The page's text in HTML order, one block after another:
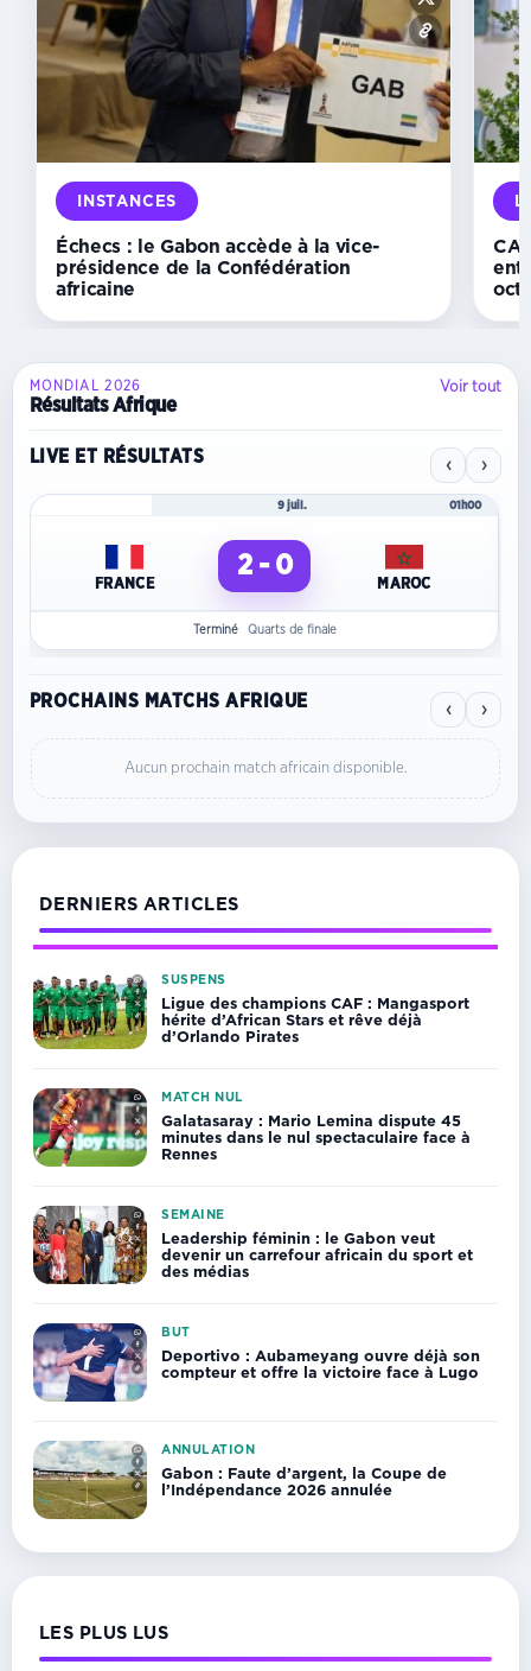
des
champions
CAF :
Mangasport
d’African
Stars
et
rêve
déjà
d’Orlando
Pirates
INSTANCES
Échecs : le Gabon accède à la vice-
présidence de la Confédération
africaine
MONDIAL 2026
Résultats Afrique
Voir tout
LIVE ET RÉSULTATS ‹ ›
9 juil. 01h00
FRANCE
2 - 0
MAROC
Terminé Quarts de finale
PROCHAINS MATCHS AFRIQUE ‹ ›
Aucun prochain match africain disponible.
DERNIERS ARTICLES
SUSPENS
Ligue des champions CAF : Mangasport
hérite d’African Stars et rêve déjà
d’Orlando Pirates
MATCH NUL
Galatasaray : Mario Lemina dispute 45
minutes dans le nul spectaculaire face à
Rennes
SEMAINE
Leadership féminin : le Gabon veut
devenir un carrefour africain du sport et
des médias
BUT
Deportivo : Aubameyang ouvre déjà son
compteur et offre la victoire face à Lugo
ANNULATION
Gabon : Faute d’argent, la Coupe de
l’Indépendance 2026 annulée
LES PLUS LUS